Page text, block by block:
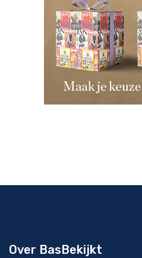
Over BasBekijkt